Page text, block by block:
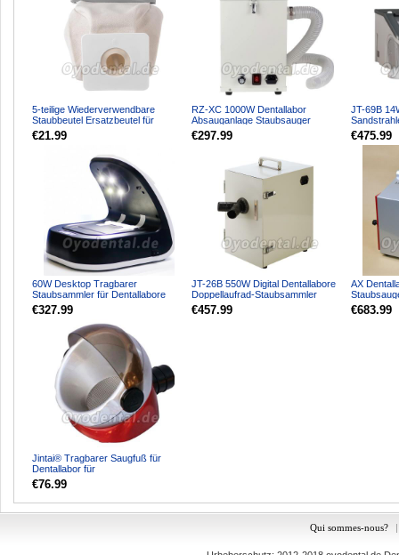
5-teilige Wiederverwendbare
Staubbeutel Ersatzbeutel für
Dentallabor Absauganlag...
€21.99
RZ-XC 1000W Dentallabor
Absauganlage Staubsauger
Staubabsaugung System
€297.99
JT-69B
Lich...
€475.99
60W Desktop Tragbarer
Staubsammler für Dentallabore
Kabelloser Staubsauger mit L...
€327.99
JT-26B 550W Digital Dentallabore
Doppellaufrad-Staubsammler
Laborabsaugung Denta...
€457.99
AX
MX800
€683.99
Jintai® Tragbarer Saugfuß für
Dentallabor für
Staubsammlergeräte JT-49
€76.99
Qui sommes-nous? |